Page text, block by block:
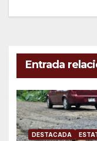
Entrada
DESTACADA